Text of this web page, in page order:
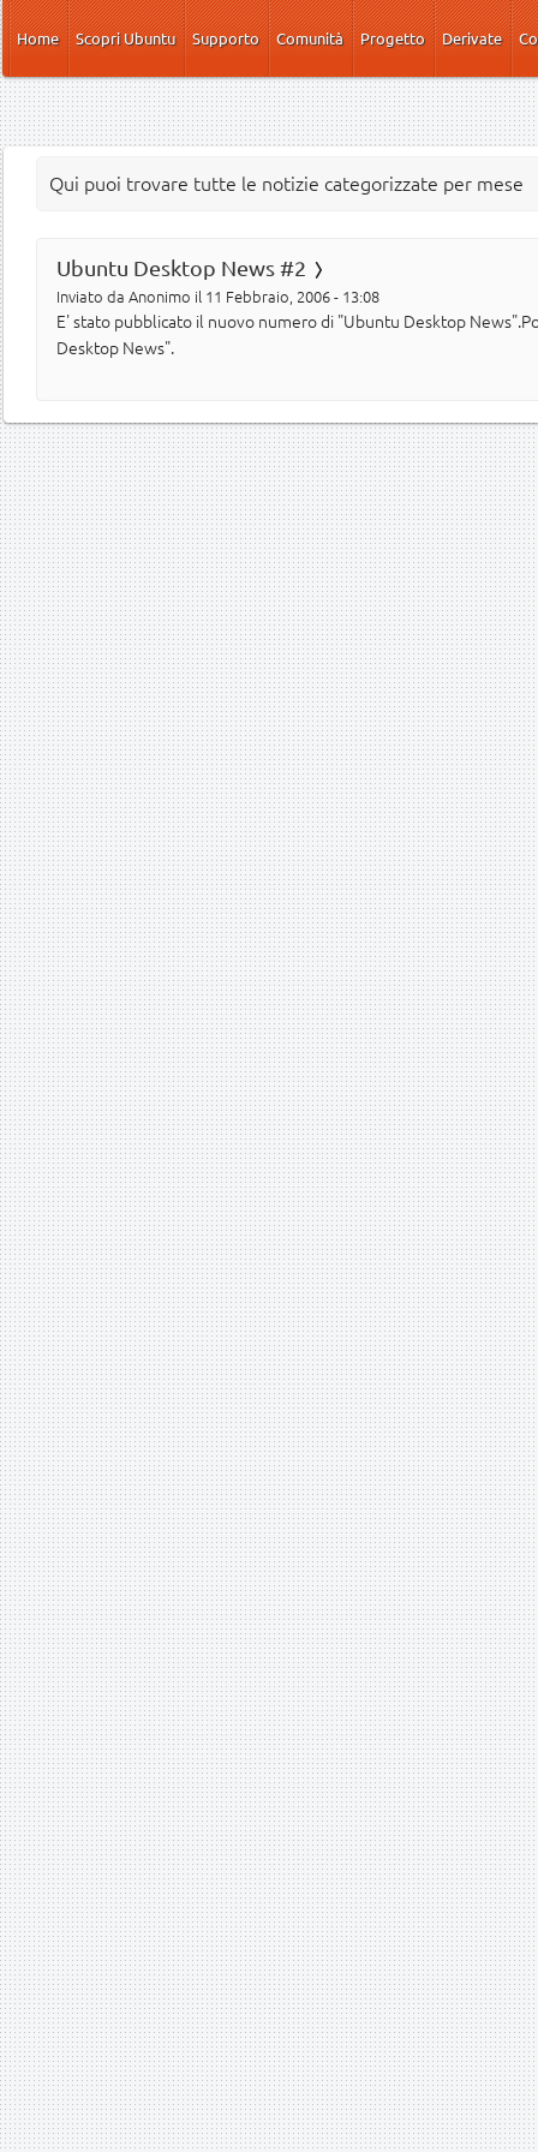
Salta al contenuto principale
Home
Scopri Ubuntu Supporto Comunità Progetto Derivate
Qui puoi trovare tutte le notizie categorizzate per mese
Ubuntu Desktop News #2
Inviato da Anonimo il 11 Febbraio, 2006 - 13:08
E' stato pubblicato il nuovo numero di "Ubuntu Desktop
Desktop News".